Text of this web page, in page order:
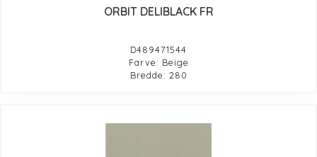
ORBIT DELIBLACK FR
D489471544
Farve: Beige
Bredde: 280